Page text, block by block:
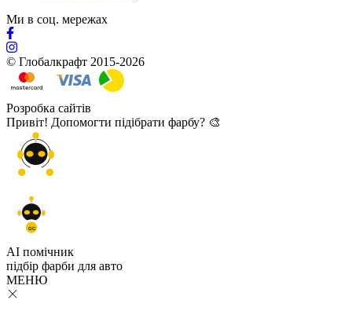
Ми в соц. мережах
© Глобалкрафт 2015-2026
Розробка сайтів
Привіт! Допомогти підібрати фарбу? 🎨
GC
AI помічник
підбір фарби для авто
МЕНЮ